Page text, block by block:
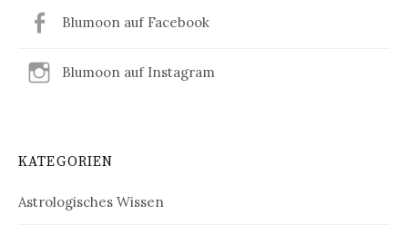
Blumoon auf Facebook
Blumoon auf Instagram
KATEGORIEN
Astrologisches Wissen